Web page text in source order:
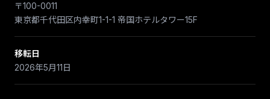
〒100-0011
東京都千代田区内幸町1-1-1 帝国ホテルタワー15F
移転日
2026年5月11日